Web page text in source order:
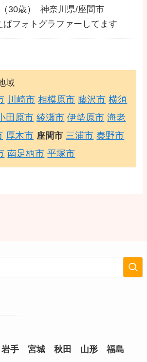
（30歳）
神奈川県/座間市
ばフォトグラファーしてます
域
川崎市 相模原市 藤沢市 横須
田原市 綾瀬市 伊勢原市 海老
厚木市 座間市 三浦市 秦野市
南足柄市 平塚市
岩手 宮城 秋田 山形 福島